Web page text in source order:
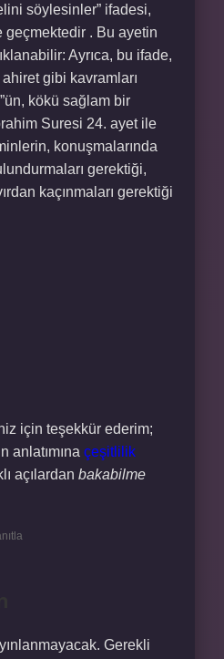
söylesinler” ifadesi,
geçmektedir . Bu ayetin
Ayrıca, bu ifade,
gibi kavramları
kökü sağlam bir
Suresi 24. ayet ile
konuşmalarında
gerektiği,
kaçınmaları gerektiği
için teşekkür ederim;
anlatımına çeşitlilik
açılardan bakabilme
Gerekli